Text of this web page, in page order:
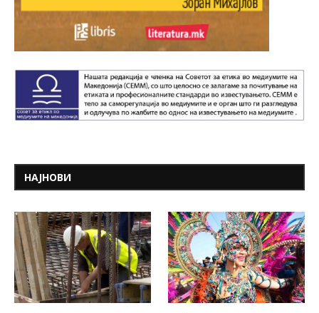
НАЈНОВИ